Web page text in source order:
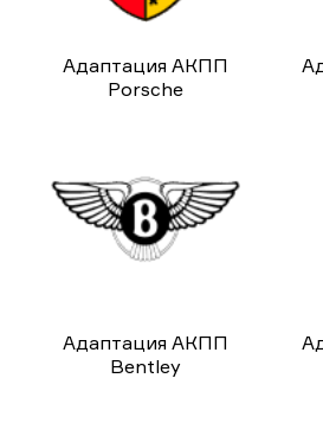
Адаптация АКПП
Porsche
Адаптация АКПП
Bentley